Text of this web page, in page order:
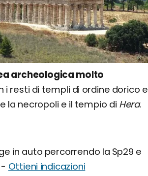
archeologica molto
i resti di templi di ordine dorico e
la necropoli e il tempio di Hera.
in auto percorrendo la Sp29 e
Ottieni indicazioni